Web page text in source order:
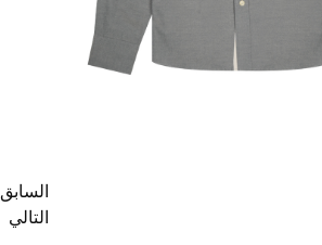
السابق
التالي